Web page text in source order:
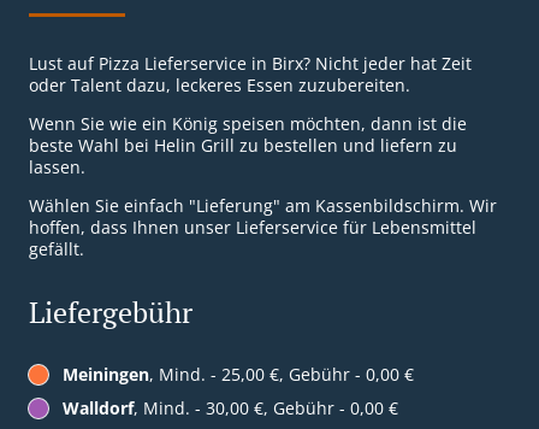
Lust auf Pizza Lieferservice in Birx? Nicht jeder hat Zeit
oder Talent dazu, leckeres Essen zuzubereiten.
Wenn Sie wie ein König speisen möchten, dann ist die
beste Wahl bei Helin Grill zu bestellen und liefern zu
lassen.
Wählen Sie einfach "Lieferung" am Kassenbildschirm. Wir
hoffen, dass Ihnen unser Lieferservice für Lebensmittel
gefällt.
Liefergebühr
Meiningen, Mind. - 25,00 €, Gebühr - 0,00 €
Walldorf, Mind. - 30,00 €, Gebühr - 0,00 €